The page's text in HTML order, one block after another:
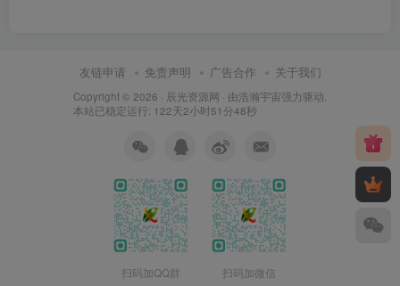
友链申请 免责声明 广告合作 关于我们
Copyright © 2026 · 辰光资源网 · 由浩瀚宇宙强力驱动.
本站已稳定运行: 122天2小时51分49秒
扫码加QQ群 扫码加微信